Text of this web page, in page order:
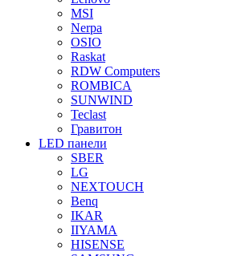
MSI
Nerpa
OSIO
Raskat
RDW Computers
ROMBICA
SUNWIND
Teclast
Гравитон
LED панели
SBER
LG
NEXTOUCH
Benq
IKAR
IIYAMA
HISENSE